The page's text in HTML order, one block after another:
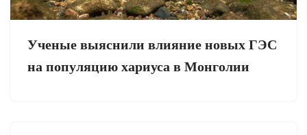
Ученые выяснили влияние новых ГЭС
на популяцию хариуса в Монголии